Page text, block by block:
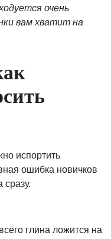
очень
вам хватит на
испортить
ошибка новичков
глина ложится на